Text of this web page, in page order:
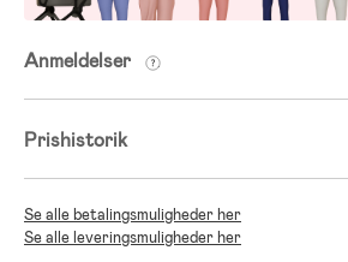
Anmeldelser
Prishistorik
Se alle betalingsmuligheder her
Se alle leveringsmuligheder her